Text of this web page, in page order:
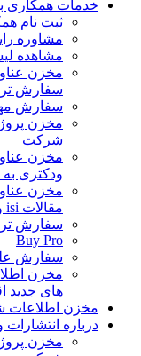
خدمات همکاری
ثبت نام
مشاوره
مشاهده
مخزن
سفارش
سفارش
مخزن
شرکت
مخزن
ودکتری
مخزن
مقالات isi و گرفتن اکسپت
سفارش
Buy Pro
سفارش
مخزن
های جدید
مخزن اطلاعات
درباره
مخزن